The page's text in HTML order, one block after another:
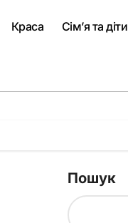
Краса Сім’я та діти
Пошук